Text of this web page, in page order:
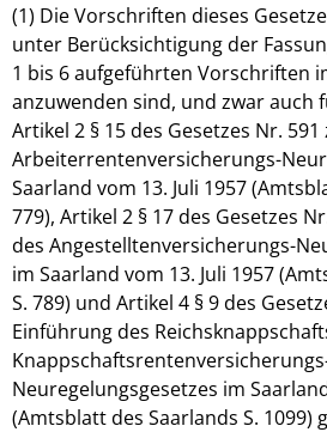
(1) Die Vorschriften dieses
unter Berücksichtigung der
1 bis 6 aufgeführten Vorschriften
anzuwenden sind, und zwar auch
Artikel 2 § 15 des Gesetzes Nr.
Arbeiterrentenversicherungs-
Saarland vom 13. Juli 1957
779), Artikel 2 § 17 des Gesetzes
des Angestelltenversicherungs-
im Saarland vom 13. Juli 1957
S. 789) und Artikel 4 § 9 des
Einführung des
Neuregelungsgesetzes im
(Amtsblatt des Saarlands S. 1099)